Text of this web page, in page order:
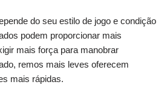
do seu estilo de jogo e condição
podem proporcionar mais
mais força para manobrar
remos mais leves oferecem
mais rápidas.